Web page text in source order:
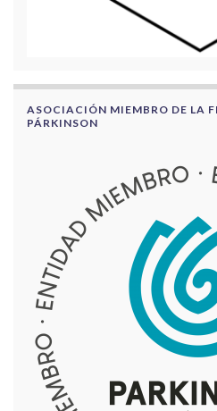
ASOCIACIÓN MIEMBRO DE LA
PÁRKINSON